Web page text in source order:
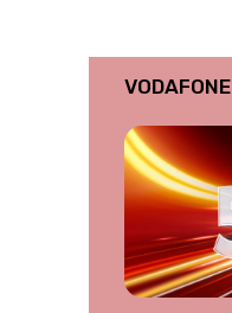
VODAFONE